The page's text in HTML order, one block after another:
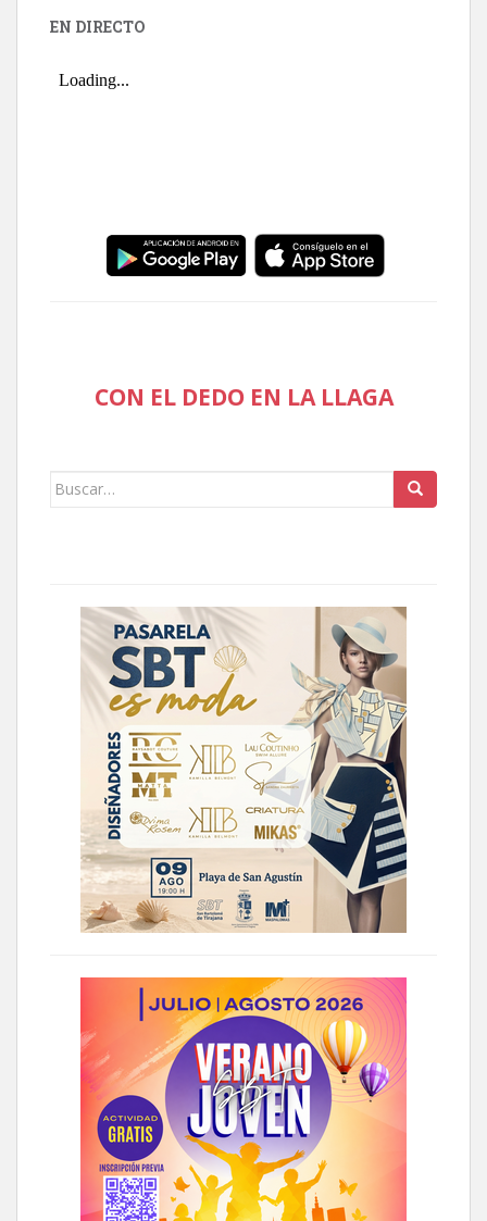
EN DIRECTO
CON EL DEDO EN LA LLAGA
Buscar: